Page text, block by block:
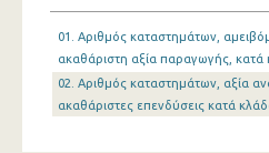
01. Αριθμός καταστημάτων,
ακαθάριστη αξία παραγωγής, κατά
02. Αριθμός καταστημάτων, αξία
ακαθάριστες επενδύσεις κατά